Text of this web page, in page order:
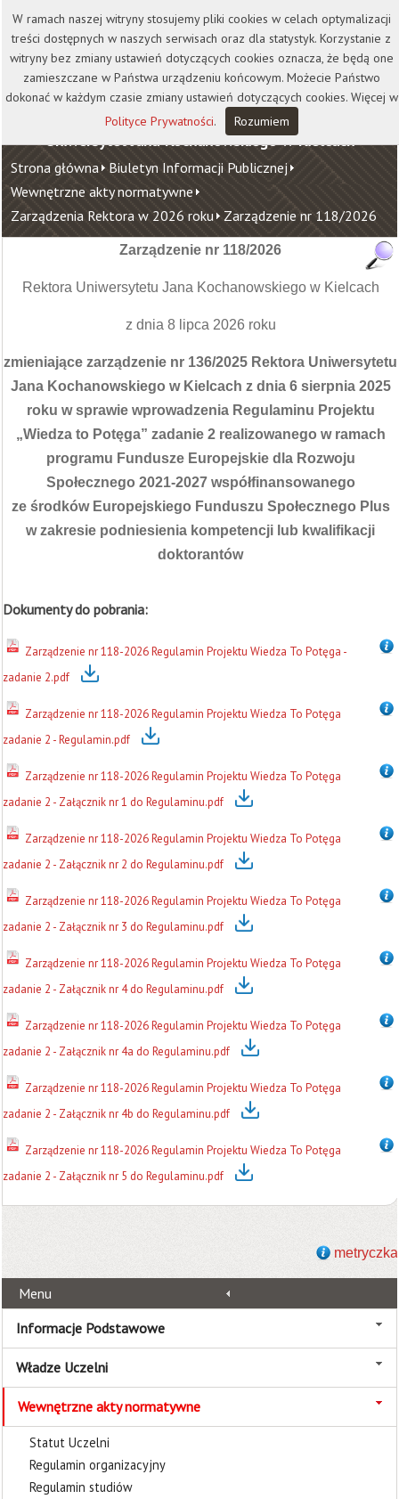
Kontakt Biblioteka
Wydawnictwo
Wirtualna Uczelnia
Uniwersytet Jana Kochanowskiego w Kielcach
Strona główna Biuletyn Informacji Publicznej
Wewnętrzne akty normatywne
Zarządzenia Rektora w 2026 roku Zarządzenie nr 118/2026
Zarządzenie nr 118/2026
Rektora Uniwersytetu Jana Kochanowskiego w Kielcach
z dnia 8 lipca 2026 roku
zmieniające zarządzenie nr 136/2025 Rektora Uniwersytetu
Jana Kochanowskiego w Kielcach z dnia 6 sierpnia 2025
roku w sprawie wprowadzenia Regulaminu Projektu
„Wiedza to Potęga” zadanie 2 realizowanego w ramach
programu Fundusze Europejskie dla Rozwoju
Społecznego 2021-2027 współfinansowanego
ze środków Europejskiego Funduszu Społecznego Plus
w zakresie podniesienia kompetencji lub kwalifikacji
doktorantów
Dokumenty do pobrania:
Zarządzenie nr 118-2026 Regulamin Projektu Wiedza To Potęga -
zadanie 2.pdf
Zarządzenie nr 118-2026 Regulamin Projektu Wiedza To Potęga
zadanie 2 - Regulamin.pdf
Zarządzenie nr 118-2026 Regulamin Projektu Wiedza To Potęga
zadanie 2 - Załącznik nr 1 do Regulaminu.pdf
Zarządzenie nr 118-2026 Regulamin Projektu Wiedza To Potęga
zadanie 2 - Załącznik nr 2 do Regulaminu.pdf
Zarządzenie nr 118-2026 Regulamin Projektu Wiedza To Potęga
zadanie 2 - Załącznik nr 3 do Regulaminu.pdf
Zarządzenie nr 118-2026 Regulamin Projektu Wiedza To Potęga
zadanie 2 - Załącznik nr 4 do Regulaminu.pdf
Zarządzenie nr 118-2026 Regulamin Projektu Wiedza To Potęga
zadanie 2 - Załącznik nr 4a do Regulaminu.pdf
Zarządzenie nr 118-2026 Regulamin Projektu Wiedza To Potęga
zadanie 2 - Załącznik nr 4b do Regulaminu.pdf
Zarządzenie nr 118-2026 Regulamin Projektu Wiedza To Potęga
zadanie 2 - Załącznik nr 5 do Regulaminu.pdf
metryczka
Menu
Informacje Podstawowe
Władze Uczelni
Wewnętrzne akty normatywne
Statut Uczelni
Regulamin organizacyjny
Regulamin studiów
W ramach naszej witryny stosujemy pliki cookies w celach optymalizacji
treści dostępnych w naszych serwisach oraz dla statystyk. Korzystanie z
witryny bez zmiany ustawień dotyczących cookies oznacza, że będą one
zamieszczane w Państwa urządzeniu końcowym. Możecie Państwo
dokonać w każdym czasie zmiany ustawień dotyczących cookies. Więcej w
Polityce Prywatności. Rozumiem